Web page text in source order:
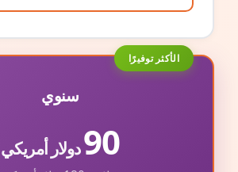
الأكثر توفيرًا
سنوي
90دولار أمريكي